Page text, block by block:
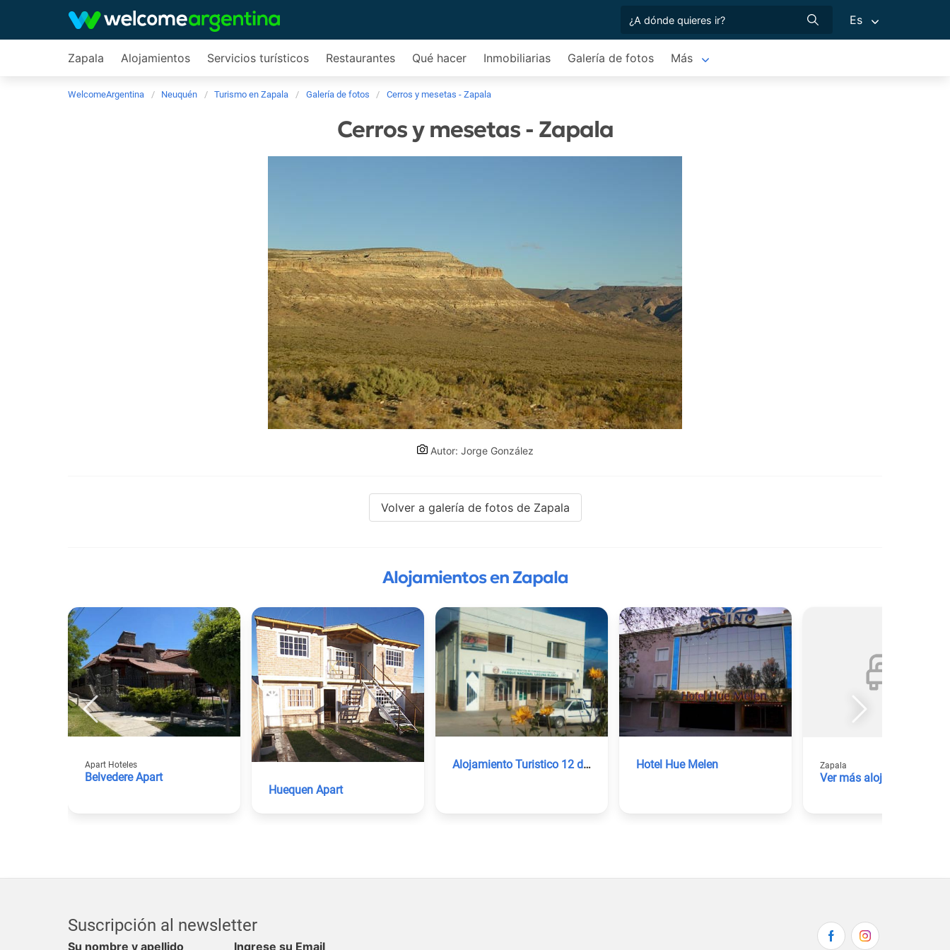
Es
Zapala Alojamientos Servicios turísticos Restaurantes Qué hacer Inmobiliarias Galería de fotos Más
WelcomeArgentina Neuquén Turismo en Zapala Galería de fotos Cerros y mesetas - Zapala
Cerros y mesetas - Zapala
Autor: Jorge González
Volver a galería de fotos de Zapala
Alojamientos en Zapala
Apart Hoteles
Belvedere Apart
Huequen Apart
Alojamiento Turistico 12 de Julio Hotel Hue Melen Zapala
Ver más alojamientos
Suscripción al newsletter
Su nombre y apellido Ingrese su Email